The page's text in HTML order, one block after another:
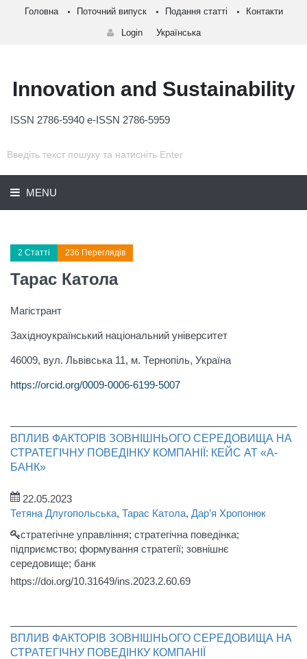
Головна Поточний випуск Подання статті Контакти
Login Українська
Innovation and Sustainability
ISSN 2786-5940 e-ISSN 2786-5959
MENU
2 Статті 236 Переглядів
Тарас Катола
Магістрант
Західноукраїнський національний університет
46009, вул. Львівська 11, м. Тернопіль, Україна
https://orcid.org/0009-0006-6199-5007
ВПЛИВ ФАКТОРІВ ЗОВНІШНЬОГО СЕРЕДОВИЩА НА
СТРАТЕГІЧНУ ПОВЕДІНКУ КОМПАНІЇ: КЕЙС АТ «А-
БАНК»
22.05.2023
Тетяна Длугопольська, Тарас Катола, Дар’я Хропонюк
стратегічне управління; стратегічна поведінка;
підприємство; формування стратегії; зовнішнє
середовище; банк
https://doi.org/10.31649/ins.2023.2.60.69
ВПЛИВ ФАКТОРІВ ЗОВНІШНЬОГО СЕРЕДОВИЩА НА
СТРАТЕГІЧНУ ПОВЕДІНКУ КОМПАНІЇ